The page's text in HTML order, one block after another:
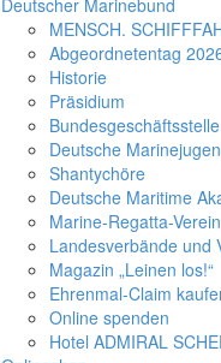
Deutscher Marinebund
MENSCH.
Abgeordnetentag
Historie
Präsidium
Bundesgeschäftsstelle
Deutsche
Shantychöre
Deutsche Maritime
Marine-Regatta-Verein
Landesverbände und
Magazin „Leinen los!“
Ehrenmal-Claim
Online spenden
Hotel ADMIRAL